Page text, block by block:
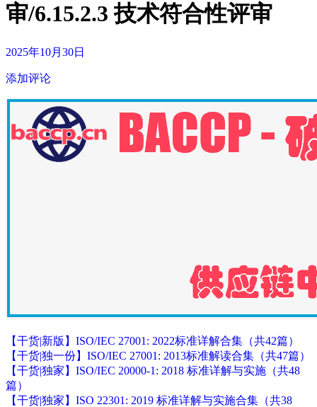
审/6.15.2.3 技术符合性评审
2025年10月30日
添加评论
【干货|新版】ISO/IEC 27001: 2022标准详解合集（共42篇）
【干货|独一份】ISO/IEC 27001: 2013标准解读合集（共47篇）
【干货|独家】ISO/IEC 20000-1: 2018 标准详解与实施（共48
篇）
【干货|独家】ISO 22301: 2019 标准详解与实施合集（共38